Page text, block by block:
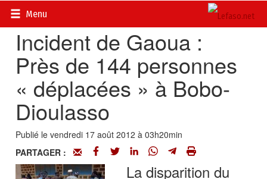
Menu
Accueil>
Incident de Gaoua :
Près de 144 personnes
« déplacées » à Bobo-
Dioulasso
Publié le vendredi 17 août 2012 à 03h20min
PARTAGER :
La disparition du